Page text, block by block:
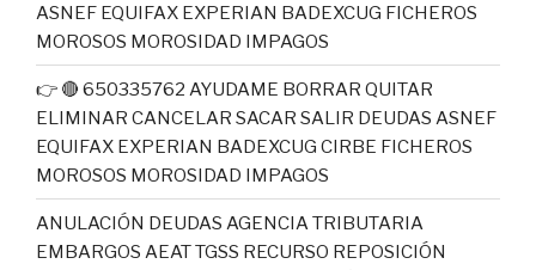
ASNEF EQUIFAX EXPERIAN BADEXCUG FICHEROS
MOROSOS MOROSIDAD IMPAGOS
👉 🔴 650335762 AYUDAME BORRAR QUITAR
ELIMINAR CANCELAR SACAR SALIR DEUDAS ASNEF
EQUIFAX EXPERIAN BADEXCUG CIRBE FICHEROS
MOROSOS MOROSIDAD IMPAGOS
ANULACIÓN DEUDAS AGENCIA TRIBUTARIA
EMBARGOS AEAT TGSS RECURSO REPOSICIÓN